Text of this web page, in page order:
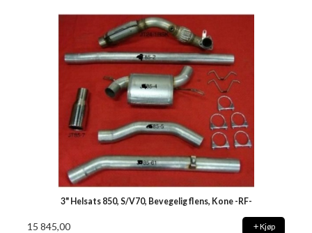
3" Helsats 850, S/V70, Bevegelig flens, Kone -RF-
15 845,00 Kjøp